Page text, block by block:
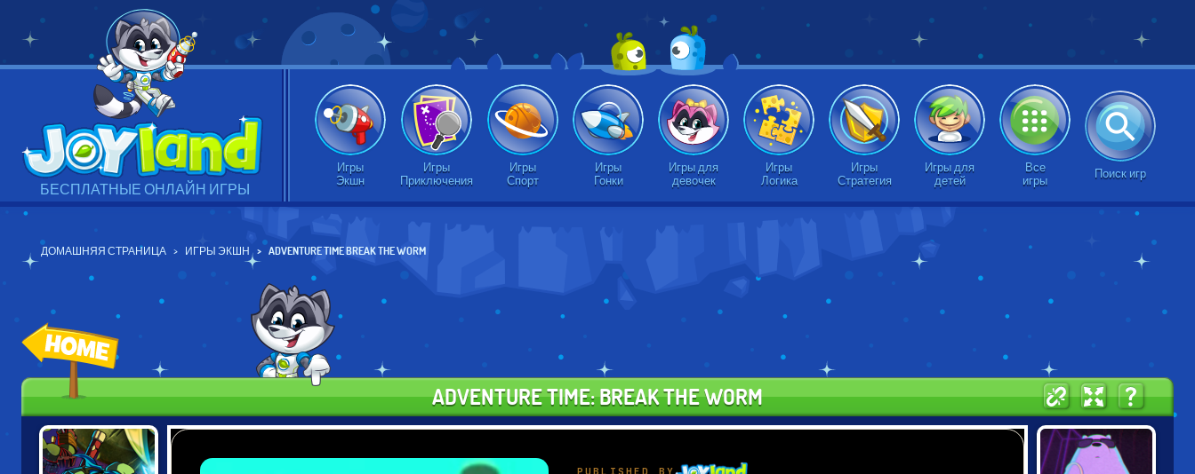
БЕСПЛАТНЫЕ ОНЛАЙН ИГРЫ
Игры
Экшн
Игры
Приключения
Игры
Спорт
Игры
Гонки
Игры для
девочек
Игры
Логика
Игры
Стратегия
Игры для
детей
Все
игры
Поиск игр
ДОМАШНЯЯ СТРАНИЦА ИГРЫ ЭКШН ADVENTURE TIME BREAK THE WORM
ADVENTURE TIME: BREAK THE WORM